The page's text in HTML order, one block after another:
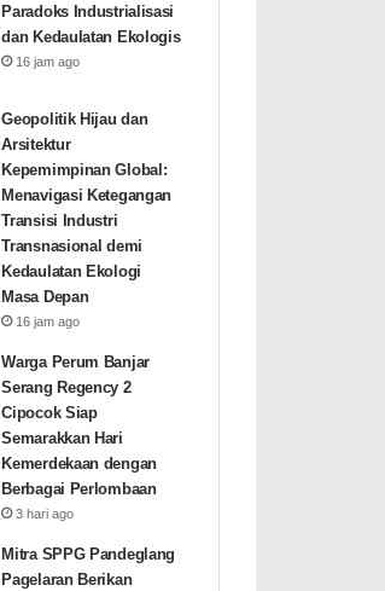
Paradoks Industrialisasi
dan Kedaulatan Ekologis
16 jam ago
Geopolitik Hijau dan
Arsitektur
Kepemimpinan Global:
Menavigasi Ketegangan
Transisi Industri
Transnasional demi
Kedaulatan Ekologi
Masa Depan
16 jam ago
Warga Perum Banjar
Serang Regency 2
Cipocok Siap
Semarakkan Hari
Kemerdekaan dengan
Berbagai Perlombaan
3 hari ago
Mitra SPPG Pandeglang
Pagelaran Berikan